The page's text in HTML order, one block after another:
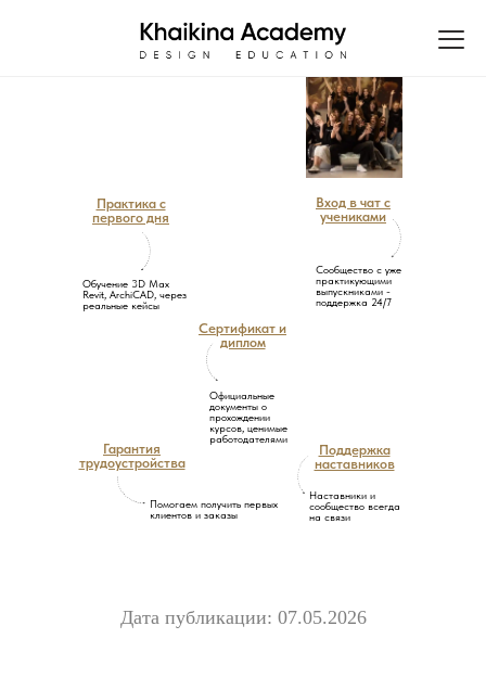
Гарантия
трудоустройства
Практика с
первого дня
Сертификат и
диплом
Поддержка
наставников
Вход в чат с
учениками
Помогаем получить первых
клиентов и заказы
Официальные
документы о
прохождении
курсов, ценимые
работодателями
Наставники и
сообщество всегда
на связи
Обучение 3D Max
Revit, ArchiCAD, через
реальные кейсы
Сообщество с уже
практикующими
выпускниками -
поддержка 24/7
Дата публикации: 07.05.2026